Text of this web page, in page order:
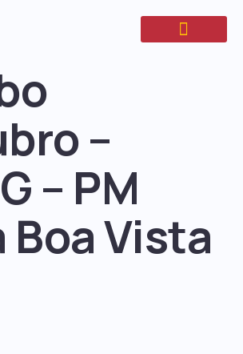
–
– PM
Boa Vista